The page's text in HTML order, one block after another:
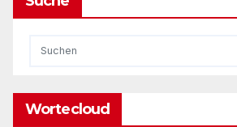
Wortecloud